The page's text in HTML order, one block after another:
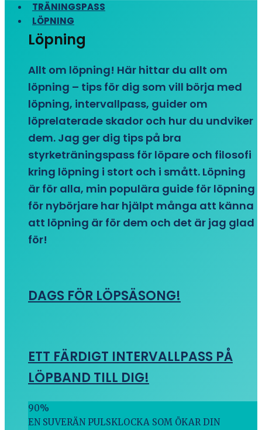
TRÄNINGSPASS
LÖPNING
Löpning
Allt om löpning! Här hittar du allt om
löpning – tips för dig som vill börja med
löpning, intervallpass, guider om
löprelaterade skador och hur du undviker
dem. Jag ger dig tips på bra
styrketräningspass för löpare och filosofi
kring löpning i stort och i smått. Löpning
är för alla, min populära guide för löpning
för nybörjare har hjälpt många att känna
att löpning är för dem och det är jag glad
för!
DAGS FÖR LÖPSÄSONG!
ETT FÄRDIGT INTERVALLPASS PÅ
LÖPBAND TILL DIG!
90%
EN SUVERÄN PULSKLOCKA SOM ÖKAR DIN